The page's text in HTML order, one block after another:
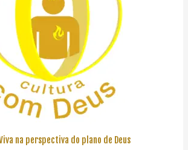
na perspectiva do plano de Deus